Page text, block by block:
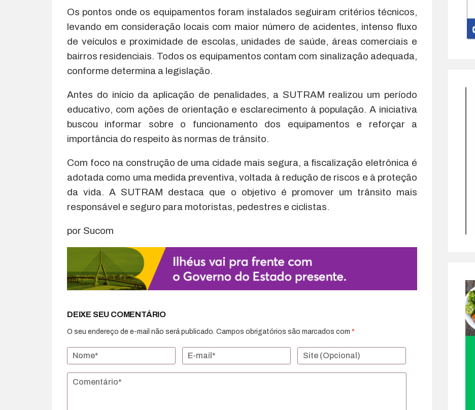
Os pontos onde os equipamentos foram instalados seguiram critérios técnicos,
levando em consideração locais com maior número de acidentes, intenso fluxo
de veículos e proximidade de escolas, unidades de saúde, áreas comerciais e
bairros residenciais. Todos os equipamentos contam com sinalização adequada,
conforme determina a legislação.
Antes do início da aplicação de penalidades, a SUTRAM realizou um período
educativo, com ações de orientação e esclarecimento à população. A iniciativa
buscou informar sobre o funcionamento dos equipamentos e reforçar a
importância do respeito às normas de trânsito.
Com foco na construção de uma cidade mais segura, a fiscalização eletrônica é
adotada como uma medida preventiva, voltada à redução de riscos e à proteção
da vida. A SUTRAM destaca que o objetivo é promover um trânsito mais
responsável e seguro para motoristas, pedestres e ciclistas.
por Sucom
DEIXE SEU COMENTÁRIO
O seu endereço de e-mail não será publicado. Campos obrigatórios são marcados com *